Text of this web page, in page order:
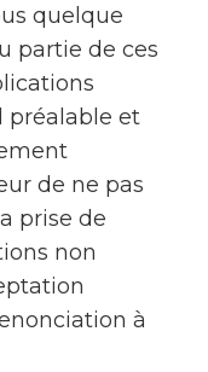
quelque
partie de ces
préalable et
de ne pas
prise de
non
à